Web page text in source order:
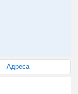
Адреса